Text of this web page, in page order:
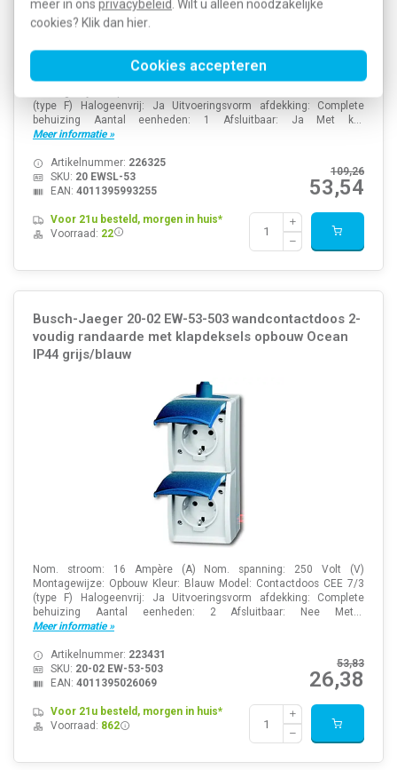
meer in ons privacybeleid. Wilt u alleen noodzakelijke
cookies? Klik dan hier.
Cookies accepteren
Nom. stroom: 16 Ampère (A) Nom. spanning: 250 Volt (V)
(type F) Halogeenvrij: Ja Uitvoeringsvorm afdekking: Complete
behuizing Aantal eenheden: 1 Afsluitbaar: Ja Met k...
Meer informatie »
109,26
53,54
Artikelnummer: 226325
SKU: 20 EWSL-53
EAN: 4011395993255
Voor 21u besteld, morgen in huis*
Voorraad: 22
Busch-Jaeger 20-02 EW-53-503 wandcontactdoos 2-
voudig randaarde met klapdeksels opbouw Ocean
IP44 grijs/blauw
Nom. stroom: 16 Ampère (A) Nom. spanning: 250 Volt (V)
Montagewijze: Opbouw Kleur: Blauw Model: Contactdoos CEE 7/3
(type F) Halogeenvrij: Ja Uitvoeringsvorm afdekking: Complete
behuizing Aantal eenheden: 2 Afsluitbaar: Nee Met...
Meer informatie »
53,83
26,38
Artikelnummer: 223431
SKU: 20-02 EW-53-503
EAN: 4011395026069
Voor 21u besteld, morgen in huis*
Voorraad: 862